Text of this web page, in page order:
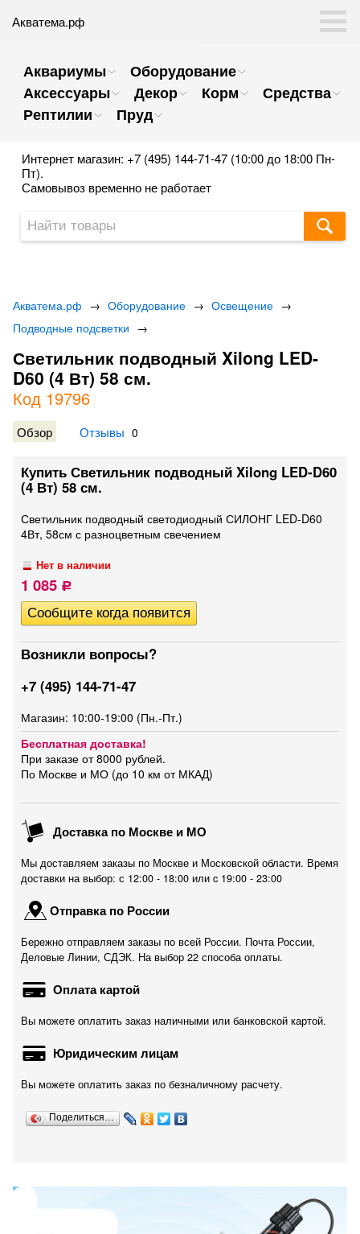
Акватема.рф
Аквариумы
Оборудование
Аксессуары
Декор Корм
Средства
Рептилии
Пруд
Интернет магазин: +7 (495) 144-71-47 (10:00 до 18:00 Пн-
Пт).
Самовывоз временно не работает
Акватема.рф → Оборудование → Освещение →
Подводные подсветки →
Светильник подводный Xilong LED-
D60 (4 Вт) 58 см.
Код 19796
Обзор Отзывы 0
Купить Светильник подводный Xilong LED-D60
(4 Вт) 58 см.
Светильник подводный светодиодный СИЛОНГ LED-D60
4Вт, 58см с разноцветным свечением
Нет в наличии
1 085 Р
Возникли вопросы?
+7 (495) 144-71-47
Магазин: 10:00-19:00 (Пн.-Пт.)
Бесплатная доставка!
При заказе от 8000 рублей.
По Москве и МО (до 10 км от МКАД)
Доставка по Москве и МО
Мы доставляем заказы по Москве и Московской области. Время
доставки на выбор: с 12:00 - 18:00 или c 19:00 - 23:00
Отправка по России
Бережно отправляем заказы по всей России. Почта России,
Деловые Линии, СДЭК. На выбор 22 способа оплаты.
Оплата картой
Вы можете оплатить заказ наличными или банковской картой.
Юридическим лицам
Вы можете оплатить заказ по безналичному расчету.
Поделиться…